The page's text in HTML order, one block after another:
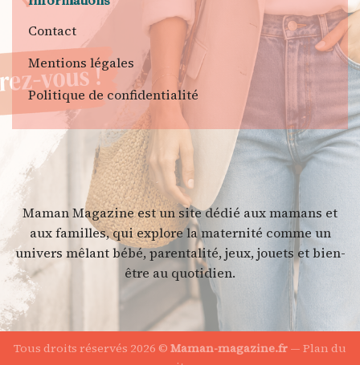
Contact
Mentions légales
Politique de confidentialité
Maman Magazine est un site dédié aux mamans et
aux familles, qui explore la maternité comme un
univers mêlant bébé, parentalité, jeux, jouets et bien-
être au quotidien.
Tous droits réservés 2026 © Maman-magazine.fr — Plan du